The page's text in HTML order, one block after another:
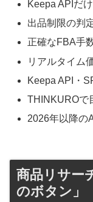
Keepa APIだ
出品制限の判
正確なFBA手
リアルタイム
Keepa API・
THINKUROで
2026年以降の
商品リサー
のボタン」